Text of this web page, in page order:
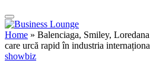
Home » Balenciaga, Smiley,
care urcă rapid în industria
showbiz